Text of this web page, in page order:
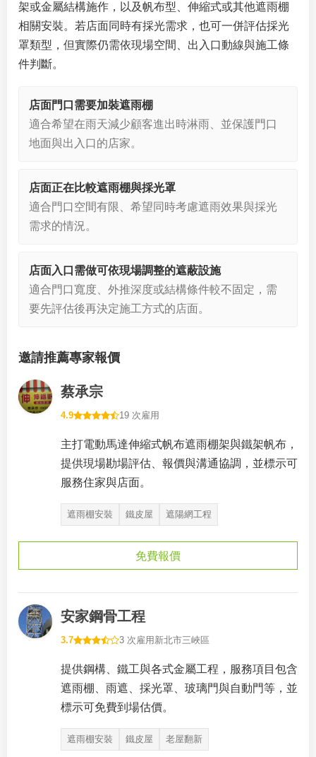
架或金屬結構施作，以及帆布型、伸縮式或其他遮雨棚
相關安裝。若店面同時有採光需求，也可一併評估採光
罩類型，但實際仍需依現場空間、出入口動線與施工條
件判斷。
店面門口需要加裝遮雨棚
適合希望在雨天減少顧客進出時淋雨、並保護門口
地面與出入口的店家。
店面正在比較遮雨棚與採光罩
適合門口空間有限、希望同時考慮遮雨效果與採光
需求的情況。
店面入口需做可依現場調整的遮蔽設施
適合門口寬度、外推深度或結構條件較不固定，需
要先評估後再決定施工方式的店面。
邀請推薦專家報價
蔡承宗
4.9 19 次雇用
主打電動馬達伸縮式帆布遮雨棚架與鐵架帆布，
提供現場勘場評估、報價與溝通協調，並標示可
服務住家與店面。
遮雨棚安裝 鐵皮屋 遮陽網工程
免費報價
安家鋼骨工程
3.7 3 次雇用 新北市三峽區
提供鋼構、鐵工與各式金屬工程，服務項目包含
遮雨棚、雨遮、採光罩、玻璃門與自動門等，並
標示可免費到場估價。
遮雨棚安裝 鐵皮屋 老屋翻新